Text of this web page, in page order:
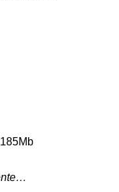
185Mb